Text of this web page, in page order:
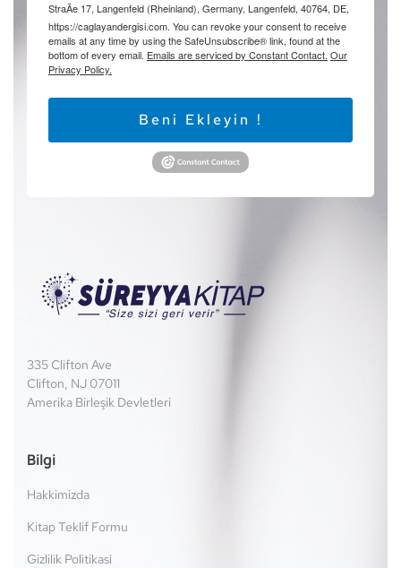
StraÃe 17, Langenfeld (Rheinland), Germany, Langenfeld, 40764, DE,
https://caglayandergisi.com. You can revoke your consent to receive
emails at any time by using the SafeUnsubscribe® link, found at the
bottom of every email. Emails are serviced by Constant Contact. Our
Privacy Policy.
Beni Ekleyin !
335 Clifton Ave
Clifton, NJ 07011
Amerika Birleşik Devletleri
Bilgi
Hakkimizda
Kitap Teklif Formu
Gizlilik Politikasi